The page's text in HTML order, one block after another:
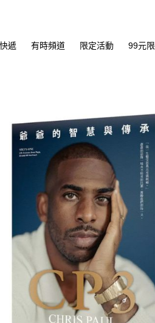
遞 有時頻道 限定活動 99元